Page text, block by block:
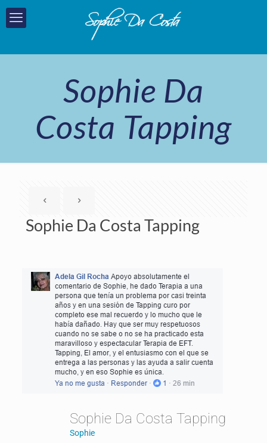
Sophie Da
Costa Tapping
Sophie Da Costa Tapping
Sophie Da Costa Tapping
Sophie